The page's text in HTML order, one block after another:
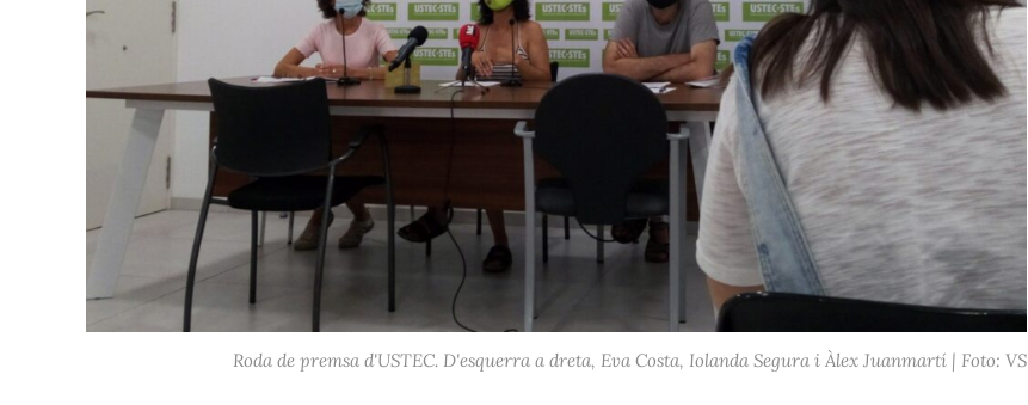
Roda de premsa d'USTEC. D'esquerra a dreta, Eva Costa, Iolanda Segura i Àlex Juanmartí | Foto: VS